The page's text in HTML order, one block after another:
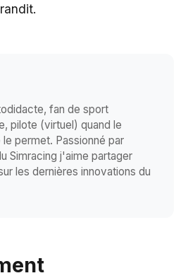
fan de sport
pilote (virtuel) quand le
permet. Passionné par
Simracing j'aime partager
les dernières innovations du